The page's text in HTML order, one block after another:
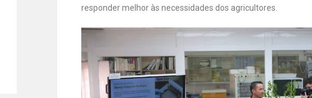
responder melhor às necessidades dos agricultores.